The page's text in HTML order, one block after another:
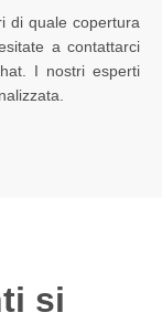
di quale copertura
a contattarci
. I nostri esperti
si